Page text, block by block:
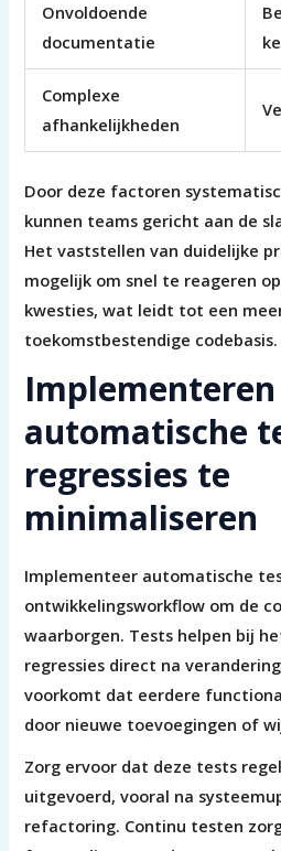
Onvoldoende
documentatie
Complexe
afhankelijkheden
Door deze factoren
kunnen teams gericht aan de
Het vaststellen van duidelijke
mogelijk om snel te reageren
kwesties, wat leidt tot een
toekomstbestendige codebasis.
automatische
regressies te
minimaliseren
Implementeer automatische
ontwikkelingsworkflow om de
waarborgen. Tests helpen bij
regressies direct na
voorkomt dat eerdere
door nieuwe toevoegingen of
Zorg ervoor dat deze tests
uitgevoerd, vooral na
refactoring. Continu testen